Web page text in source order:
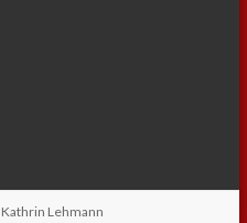
Kathrin Lehmann